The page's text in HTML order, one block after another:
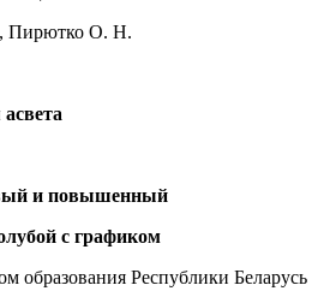
Пирютко О. Н.
и повышенный
с графиком
образования Республики Беларусь